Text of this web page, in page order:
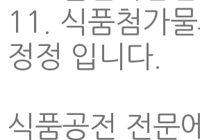
11. 식품첨가
정정 입니다.
식품공전 전문